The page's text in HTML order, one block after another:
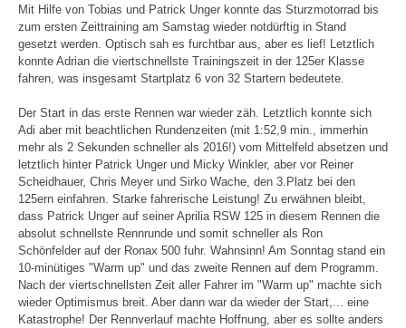
Mit Hilfe von Tobias und Patrick Unger konnte das Sturzmotorrad bis
zum ersten Zeittraining am Samstag wieder notdürftig in Stand
gesetzt werden. Optisch sah es furchtbar aus, aber es lief! Letztlich
konnte Adrian die viertschnellste Trainingszeit in der 125er Klasse
fahren, was insgesamt Startplatz 6 von 32 Startern bedeutete.
Der Start in das erste Rennen war wieder zäh. Letztlich konnte sich
Adi aber mit beachtlichen Rundenzeiten (mit 1:52,9 min., immerhin
mehr als 2 Sekunden schneller als 2016!) vom Mittelfeld absetzen und
letztlich hinter Patrick Unger und Micky Winkler, aber vor Reiner
Scheidhauer, Chris Meyer und Sirko Wache, den 3.Platz bei den
125ern einfahren. Starke fahrerische Leistung! Zu erwähnen bleibt,
dass Patrick Unger auf seiner Aprilia RSW 125 in diesem Rennen die
absolut schnellste Rennrunde und somit schneller als Ron
Schönfelder auf der Ronax 500 fuhr. Wahnsinn! Am Sonntag stand ein
10-minütiges "Warm up" und das zweite Rennen auf dem Programm.
Nach der viertschnellsten Zeit aller Fahrer im "Warm up" machte sich
wieder Optimismus breit. Aber dann war da wieder der Start,... eine
Katastrophe! Der Rennverlauf machte Hoffnung, aber es sollte anders